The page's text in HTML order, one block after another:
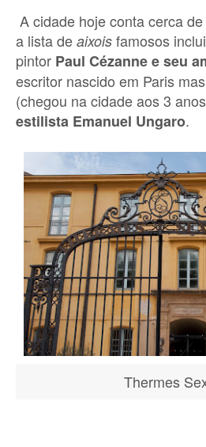
A cidade hoje conta cerca
a lista de aixois famosos
pintor Paul Cézanne e seu
escritor nascido em Paris
(chegou na cidade aos 3
estilista Emanuel Ungaro.
Thermes